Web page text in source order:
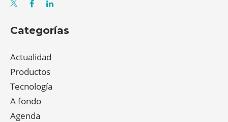
Categorías
Actualidad
Productos
Tecnología
A fondo
Agenda